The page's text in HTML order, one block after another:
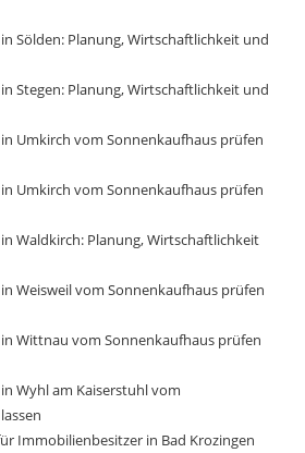
Sölden: Planung, Wirtschaftlichkeit und
Stegen: Planung, Wirtschaftlichkeit und
Umkirch vom Sonnenkaufhaus prüfen
Umkirch vom Sonnenkaufhaus prüfen
Waldkirch: Planung, Wirtschaftlichkeit
Weisweil vom Sonnenkaufhaus prüfen
Wittnau vom Sonnenkaufhaus prüfen
Wyhl am Kaiserstuhl vom
Immobilienbesitzer in Bad Krozingen